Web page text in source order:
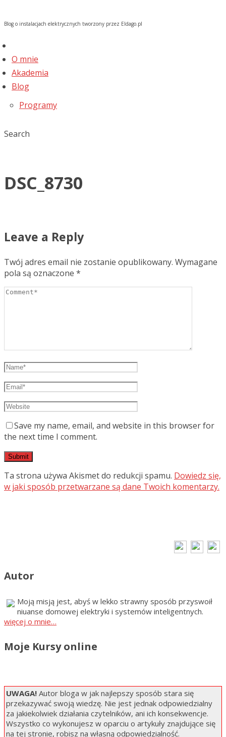
Blog o instalacjach elektrycznych tworzony przez Eldago.pl
O mnie
Akademia
Blog
Programy
Search
DSC_8730
Leave a Reply
Twój adres email nie zostanie opublikowany. Wymagane
pola są oznaczone *
Save my name, email, and website in this browser for
the next time I comment.
Ta strona używa Akismet do redukcji spamu. Dowiedz się,
w jaki sposób przetwarzane są dane Twoich komentarzy.
Autor
Moją misją jest, abyś w lekko strawny sposób przyswoił
niuanse domowej elektryki i systemów inteligentnych.
więcej o mnie…
Moje Kursy online
UWAGA! Autor bloga w jak najlepszy sposób stara się
przekazywać swoją wiedzę. Nie jest jednak odpowiedzialny
za jakiekolwiek działania czytelników, ani ich konsekwencje.
Wszystko co wykonujesz w oparciu o artykuły znajdujące się
na tej stronie, robisz na własną odpowiedzialność.